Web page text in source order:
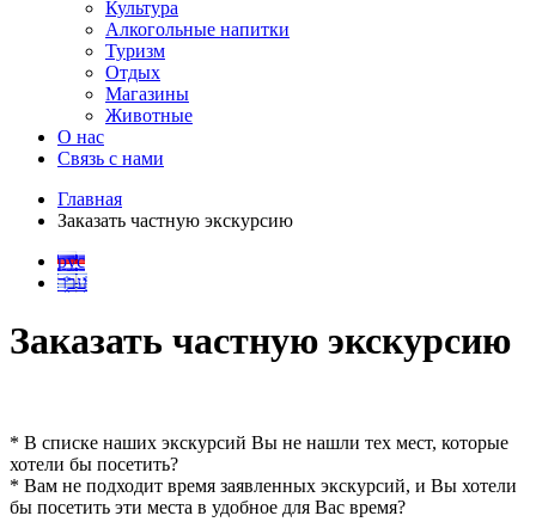
Культура
Алкогольные напитки
Туризм
Отдых
Магазины
Животные
О нас
Связь с нами
Главная
Заказать частную экскурсию
рус
עבר
Заказать частную экскурсию
* В списке наших экскурсий Вы не нашли тех мест, которые
хотели бы посетить?
* Вам не подходит время заявленных экскурсий, и Вы хотели
бы посетить эти места в удобное для Вас время?